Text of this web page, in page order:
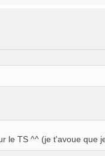
le TS ^^ (je t'avoue que